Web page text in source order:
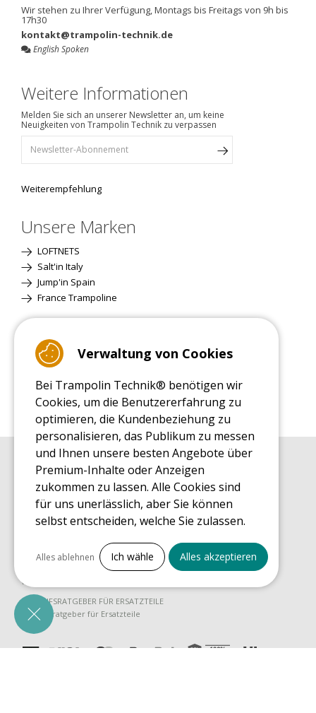
Wir stehen zu Ihrer Verfügung, Montags bis Freitags von 9h bis
17h30
kontakt@trampolin-technik.de
English Spoken
Weitere Informationen
Melden Sie sich an unserer Newsletter an, um keine
Neuigkeiten von Trampolin Technik zu verpassen
Weiterempfehlung
Unsere Marken
LOFTNETS
Salt'in Italy
Jump'in Spain
France Trampoline
Standardversion
EINKAUFSRATGEBER
Einkaufsratgeber
MONTAGE RATGEBER
Montagehinweise für ein Freizeit Trampolin
Pflegeratgeber für Ihr Freizeit Trampolin
Was Sie über Freizeit Trampoline wissen sollten
EINKAUFSRATGEBER FÜR ERSATZTEILE
Einkaufsratgeber für Ersatzteile
Verwaltung von Cookies
Bei Trampolin Technik® benötigen wir
Cookies, um die Benutzererfahrung zu
optimieren, die Kundenbeziehung zu
personalisieren, das Publikum zu messen
und Ihnen unsere besten Angebote über
Premium-Inhalte oder Anzeigen
zukommen zu lassen. Alle Cookies sind
für uns unerlässlich, aber Sie können
selbst entscheiden, welche Sie zulassen.
Alles ankreuzen
Notwendige Cookies
PrestaShop
Für den Betrieb der Website erforderlich
Alles ablehnen Ich wähle Alles akzeptieren